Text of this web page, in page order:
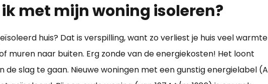
ik met mijn woning isoleren?
huis? Dat is verspilling, want zo verliest je huis veel warmte
muren naar buiten. Erg zonde van de energiekosten! Het loont
de slag te gaan. Nieuwe woningen met een gunstig energielabel (A